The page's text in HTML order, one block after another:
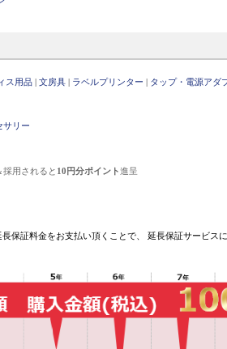
ス用品 |文房具 | ラベルプリンター | タップ・電源アダ
サリー
用されると 10円分ポイント進呈
保証料金をお支払い頂くことで、 延長保証サービ